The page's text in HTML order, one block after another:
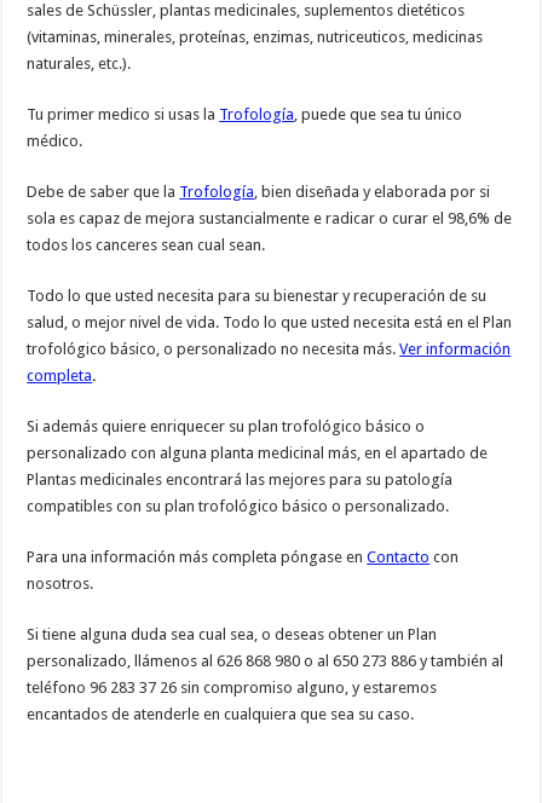
sales de Schüssler, plantas medicinales, suplementos dietéticos
(vitaminas, minerales, proteínas, enzimas, nutriceuticos, medicinas
naturales, etc.).
Tu primer medico si usas la Trofología, puede que sea tu único
médico.
Debe de saber que la Trofología, bien diseñada y elaborada por si
sola es capaz de mejora sustancialmente e radicar o curar el 98,6% de
todos los canceres sean cual sean.
Todo lo que usted necesita para su bienestar y recuperación de su
salud, o mejor nivel de vida. Todo lo que usted necesita está en el Plan
trofológico básico, o personalizado no necesita más.Ver información
completa.
Si además quiere enriquecer su plan trofológico básico o
personalizado con alguna planta medicinal más, en el apartado de
Plantas medicinales encontrará las mejores para su patología
compatibles con su plan trofológico básico o personalizado.
Para una información más completa póngase enContacto con
nosotros.
Si tiene alguna duda sea cual sea, o deseas obtener un Plan
personalizado, llámenos al 626 868 980 o al 650 273 886 y también al
teléfono 96 283 37 26 sin compromiso alguno, y estaremos
encantados de atenderle en cualquiera que sea su caso.